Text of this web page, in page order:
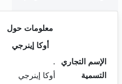
معلومات حول
أوكا إينرجي
الإسم التجاري
.
التسمية
أوكا إينرجي